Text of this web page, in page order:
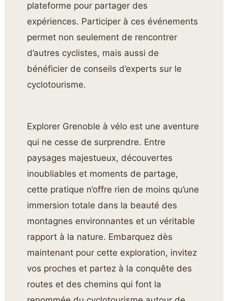
plateforme pour partager des
expériences. Participer à ces événements
permet non seulement de rencontrer
d’autres cyclistes, mais aussi de
bénéficier de conseils d’experts sur le
cyclotourisme.
Explorer Grenoble à vélo est une aventure
qui ne cesse de surprendre. Entre
paysages majestueux, découvertes
inoubliables et moments de partage,
cette pratique n’offre rien de moins qu’une
immersion totale dans la beauté des
montagnes environnantes et un véritable
rapport à la nature. Embarquez dès
maintenant pour cette exploration, invitez
vos proches et partez à la conquête des
routes et des chemins qui font la